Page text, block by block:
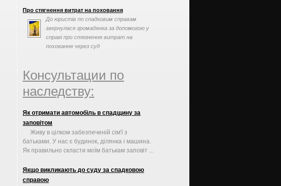
Про стягнення витрат на поховання
До юристів по спадковим справам
звернулася громадянка за допомогою у
справі про стягнення витрат на
поховання через суд
Консультации по
наследству:
Як отримати автомобіль в спадщину за
заповітом
Живу в цілком забезпеченій сім'ї з
батьками. У нас є будинок, ділянка і машина.
Як правильно скласти моїм батькам заповіт ...
Якщо викликають до суду за спадковою
справою